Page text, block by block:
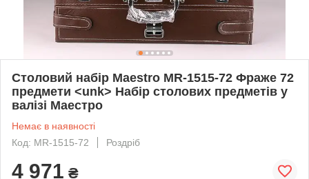
Столовий набір Maestro MR-1515-72 Фраже 72
предмети <unk> Набір столових предметів у
валізі Маестро
Немає в наявності
Код: MR-1515-72
Роздріб
4 971 ₴